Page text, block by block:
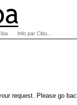
request. Please go
Info par Cibu...